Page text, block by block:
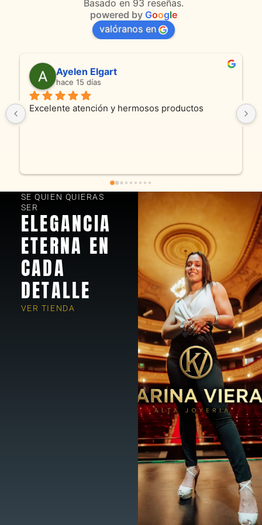
Basado en 93 reseñas.
powered by Google
valóranos en
Ayelen Elgart
hace 15 días
Excelente atención y hermosos productos
Son
SE QUIEN QUIERAS
SER
ELEGANCIA
ETERNA EN
CADA
DETALLE
VER TIENDA